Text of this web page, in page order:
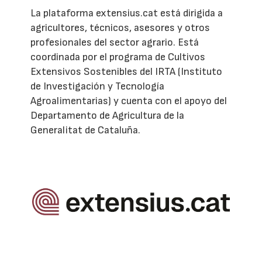
La plataforma extensius.cat está dirigida a
agricultores, técnicos, asesores y otros
profesionales del sector agrario. Está
coordinada por el programa de Cultivos
Extensivos Sostenibles del IRTA (Instituto
de Investigación y Tecnología
Agroalimentarias) y cuenta con el apoyo del
Departamento de Agricultura de la
Generalitat de Cataluña.